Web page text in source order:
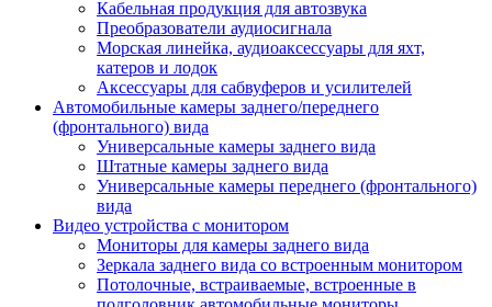
Кабельная продукция для автозвука
Преобразователи аудиосигнала
Морская линейка, аудиоаксессуары для яхт,
катеров и лодок
Аксессуары для сабвуферов и усилителей
Автомобильные камеры заднего/переднего
(фронтального) вида
Универсальные камеры заднего вида
Штатные камеры заднего вида
Универсальные камеры переднего (фронтального)
вида
Видео устройства c монитором
Мониторы для камеры заднего вида
Зеркала заднего вида со встроенным монитором
Потолочные, встраиваемые, встроенные в